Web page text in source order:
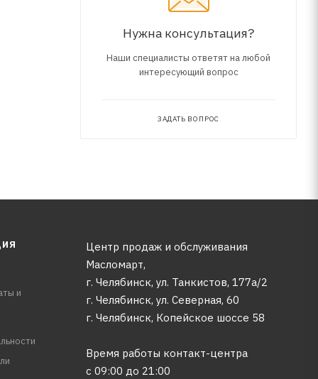
Нужна консультация?
Наши специалисты ответят на любой
интересующий вопрос
ЗАДАТЬ ВОПРОС
и
Центр продаж и обслуживания
Масломарт,
г. Челябинск, ул. Танкистов, 177а/2
г. Челябинск, ул. Северная, 60
г. Челябинск, Копейское шоссе 58
Время работы контакт-центра
с 09:00 до 21:00